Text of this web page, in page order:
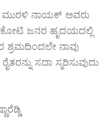
ಮುರಳಿ ನಾಯಕ್ ಅವರು
ಕೋಟಿ ಜನರ ಹೃದಯದಲ್ಲಿ
ಶ್ರಮದಿಂದಲೇ ನಾವು
ಸದಾ ಸ್ಮರಿಸುವುದು